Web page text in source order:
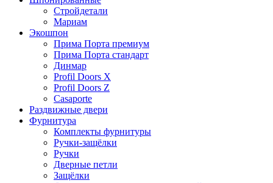
Стройдетали
Мариам
Экошпон
Прима Порта премиум
Прима Порта стандарт
Динмар
Profil Doors X
Profil Doors Z
Casaporte
Раздвижные двери
Фурнитура
Комплекты фурнитуры
Ручки-защёлки
Ручки
Дверные петли
Защёлки